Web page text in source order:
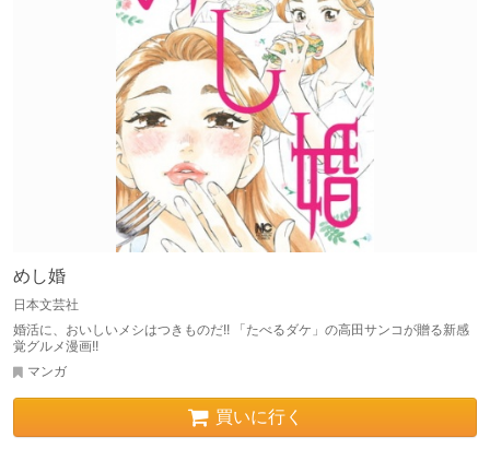
めし婚
日本文芸社
婚活に、おいしいメシはつきものだ!! 「たべるダケ」の高田サンコが贈る新感
覚グルメ漫画!!
マンガ
買いに行く